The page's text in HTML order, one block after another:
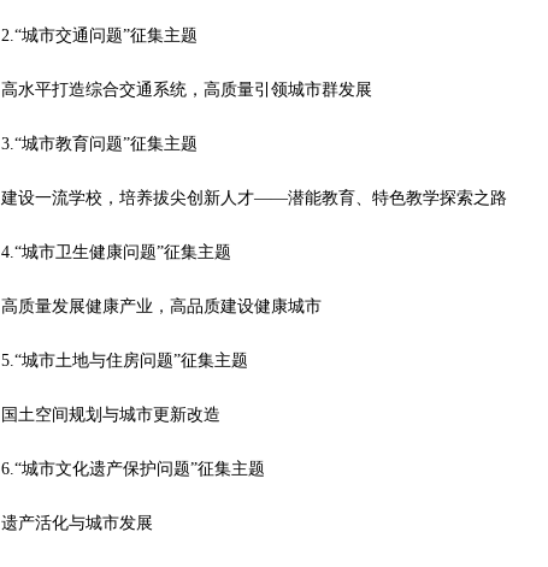
2.“城市交通问题”征集主题
高水平打造综合交通系统，高质量引领城市群发展
3.“城市教育问题”征集主题
建设一流学校，培养拔尖创新人才——潜能教育、特色教学探索之路
4.“城市卫生健康问题”征集主题
高质量发展健康产业，高品质建设健康城市
5.“城市土地与住房问题”征集主题
国土空间规划与城市更新改造
6.“城市文化遗产保护问题”征集主题
遗产活化与城市发展